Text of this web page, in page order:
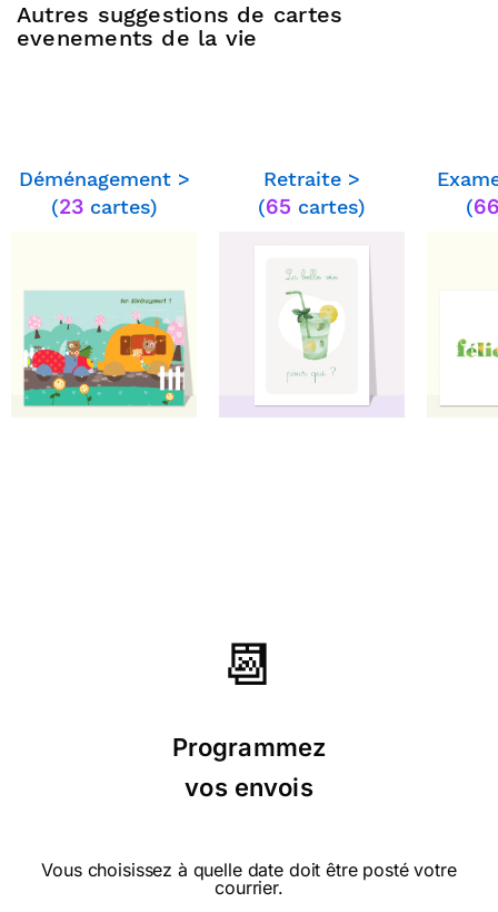
⭐⭐⭐⭐ le 04/01/24 : Carte original
commande à la réception au top.
Article de qualité et conforme au
site.
Autres suggestions de cartes
evenements de la vie
Déménagement >
(23cartes)
Retraite >
(65 cartes)
(
📆
Programmez
vos envois
Vous choisissez à quelle date doit être posté votre
courrier.